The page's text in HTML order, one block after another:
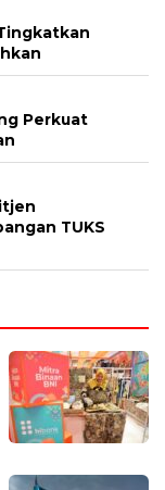
Perkuat
TUKS